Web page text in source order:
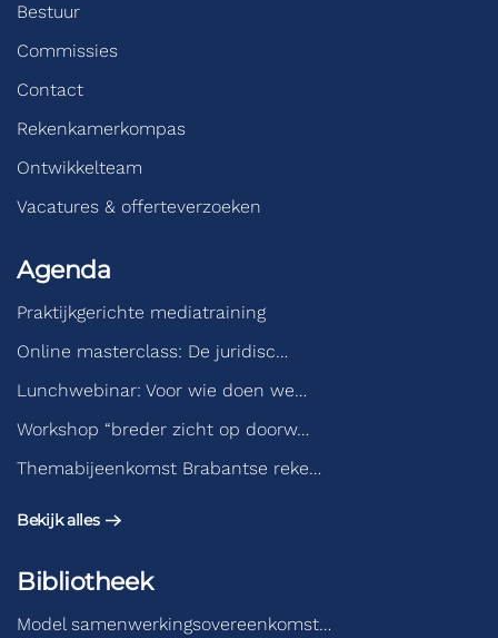
Bestuur
Commissies
Contact
Rekenkamerkompas
Ontwikkelteam
Vacatures & offerteverzoeken
Agenda
Praktijkgerichte mediatraining
Online masterclass: De juridisc…
Lunchwebinar: Voor wie doen we…
Workshop “breder zicht op doorw…
Themabijeenkomst Brabantse reke…
Bekijk alles
Bibliotheek
Model samenwerkingsovereenkomst…